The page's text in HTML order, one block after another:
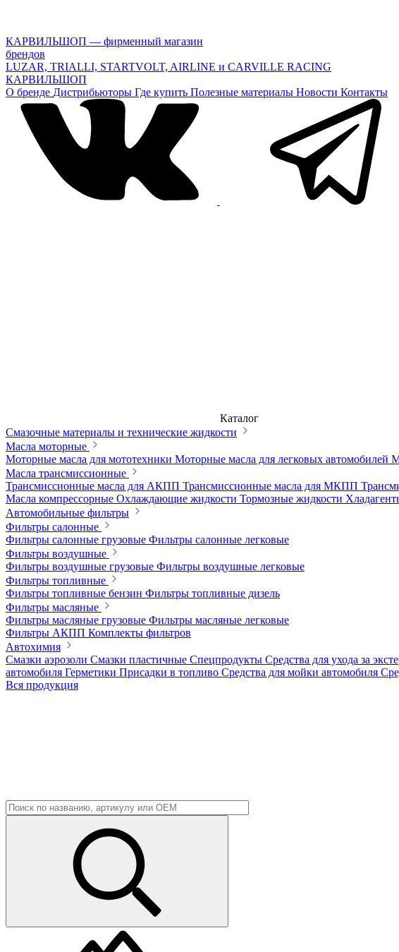
КАРВИЛЬШОП — фирменный магазин
брендов
LUZAR, TRIALLI, STARTVOLT, AIRLINE и CARVILLE RACING
КАРВИЛЬШОП
О бренде Дистрибьюторы Где купить Полезные материалы Новости Контакты
Каталог
Смазочные материалы и технические жидкости
Масла моторные
Моторные масла для мототехники Моторные масла для легковых автомобилей
Масла трансмиссионные
Трансмиссионные масла для АКПП Трансмиссионные масла для МКПП
Масла компрессорные Охлаждающие жидкости Тормозные жидкости
Автомобильные фильтры
Фильтры салонные
Фильтры салонные грузовые Фильтры салонные легковые
Фильтры воздушные
Фильтры воздушные грузовые Фильтры воздушные легковые
Фильтры топливные
Фильтры топливные бензин Фильтры топливные дизель
Фильтры масляные
Фильтры масляные грузовые Фильтры масляные легковые
Фильтры АКПП Комплекты фильтров
Автохимия
Смазки аэрозоли Смазки пластичные Спецпродукты Средства для ухода за
автомобиля Герметики Присадки в топливо Средства для мойки автомобиля
Вся продукция